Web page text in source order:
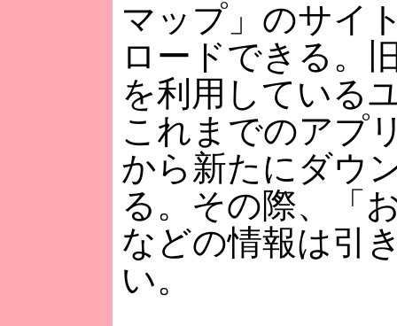
マップ」のサイ
ロードできる。
を利用している
これまでのアプ
から新たにダウ
る。その際、「
などの情報は引
い。